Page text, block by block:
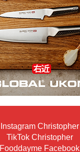
Instagram Christopher
TikTok Christopher
Fooddayme Facebook